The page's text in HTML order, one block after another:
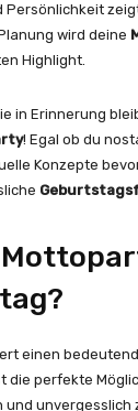
wird deine
Highlight.
in Erinnerung
! Egal ob du
Konzepte
einen
die perfekte
und unvergesslich